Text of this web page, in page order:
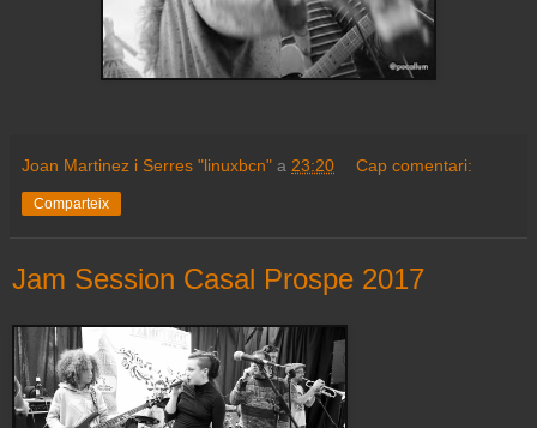
Joan Martinez i Serres "linuxbcn" a 23:20 Cap comentari:
Comparteix
Jam Session Casal Prospe 2017